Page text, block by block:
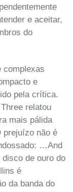
e aceitar,
do
complexas
e
pela crítica.
relatou
mais pálida
prejuízo não é
…And
de ouro do
é
da banda do